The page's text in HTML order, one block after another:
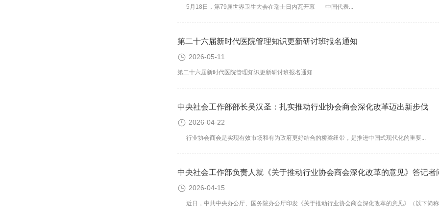
5月18日，第79届世界卫生大会在瑞士日内瓦开幕 中国代表...
第二十六届新时代医院管理知识更新研讨班报名通知
2026-05-11
第二十六届新时代医院管理知识更新研讨班报名通知
中央社会工作部部长吴汉圣：扎实推动行业协会商会深化改革迈出新步伐
2026-04-22
行业协会商会是实现有效市场和有为政府更好结合的桥梁纽带，是推进中国式现代化的重要...
中央社会工作部负责人就《关于推动行业协会商会深化改革的意见》答记者
2026-04-15
近日，中共中央办公厅、国务院办公厅印发《关于推动行业协会商会深化改革的意见》（以下简